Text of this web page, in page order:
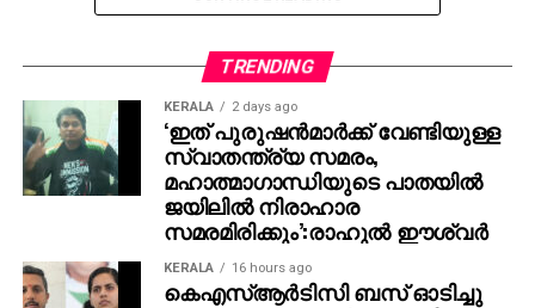
വരുന്നുണ്ടെന്ന റിപ്പോര്‍ട്ടുകള്‍ പുറത്തുവന്നതിന്
റിപ്പോര്‍ട്ടുകള്‍ ഉണ്ടായിരുന്നു. എന്നാല്‍ അതില്‍
വ്യക്തത വരുത്തിയിരുന്നു സംവിധായകന്‍ ജീത്തു
ജോസഫ്.
മലയാളത്തിന്റെ സ്‌ക്രിപ്റ്റിന് വേണ്ടി അവര്‍
കാത്തിരിക്കുകയാണെന്നാണ് ജീത്തു ജോസഫ്
പറയുന്നത്. മോഹന്‍ലാല്‍ വീണ്ടും ജോര്‍ജുകുട്ടിയായി
വരുമ്പോള്‍ കുടുംബ കഥയ്ക്കാണ് പ്രാധാന്യം എന്നും
ജീത്തു ജോസഫ് നേരത്തെ പ്രതികരിച്ചിരുന്നു.
TRENDING
KERALA 2 days ago
‘ഇത് പുരുഷന്‍മാര്‍ക്ക് വേണ്ടിയുള്ള
സ്വാതന്ത്ര്യ സമരം,
മഹാത്മാഗാന്ധിയുടെ പാതയില്‍
ജയിലില്‍ നിരാഹാര
സമരമിരിക്കും’:രാഹുല്‍ ഈശ്വര്‍
KERALA 16 hours ago
കെഎസ്ആര്‍ടിസി ബസ് ഓടിച്ചു